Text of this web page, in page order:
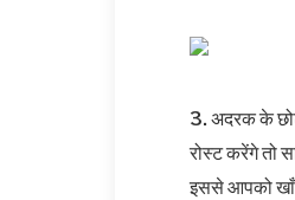
3. अदरक के
रोस्ट करेंगे तो
इससे आपको